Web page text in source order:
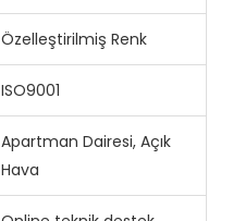
Özelleştirilmiş Renk
ISO9001
Apartman Dairesi, Açık
Hava